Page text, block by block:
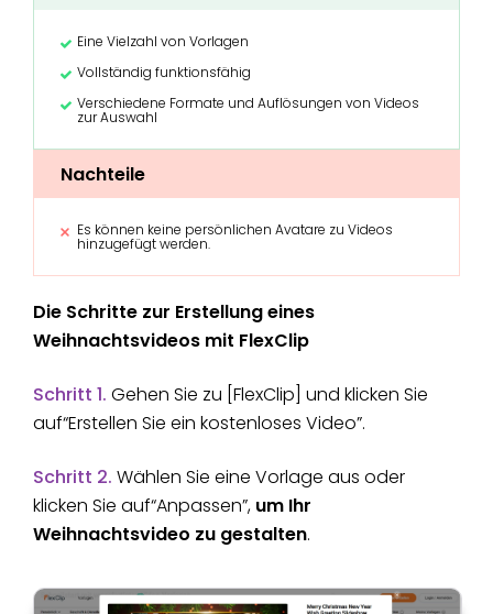
Eine Vielzahl von Vorlagen
Vollständig funktionsfähig
Verschiedene Formate und Auflösungen von Videos
zur Auswahl
Nachteile
Es können keine persönlichen Avatare zu Videos
hinzugefügt werden.
Die Schritte zur Erstellung eines
Weihnachtsvideos mit FlexClip
Schritt 1. Gehen Sie zu [FlexClip] und klicken Sie
auf“Erstellen Sie ein kostenloses Video”.
Schritt 2. Wählen Sie eine Vorlage aus oder
klicken Sie auf“Anpassen”, um Ihr
Weihnachtsvideo zu gestalten.